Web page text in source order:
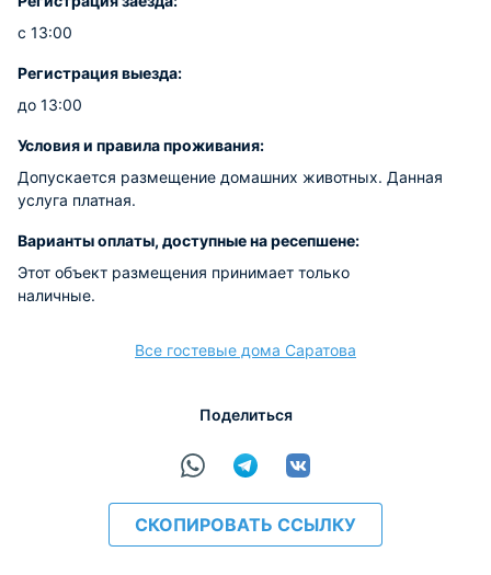
с 13:00
Регистрация выезда:
до 13:00
Условия и правила проживания:
Допускается размещение домашних животных. Данная
услуга платная.
Варианты оплаты, доступные на ресепшене:
Этот объект размещения принимает только
наличные.
Все гостевые дома Саратова
Поделиться
СКОПИРОВАТЬ ССЫЛКУ